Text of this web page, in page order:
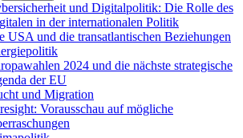
und Digitalpolitik: Die Rolle des
in der internationalen Politik
USA und die transatlantischen Beziehungen
2024 und die nächste strategische
der EU
und Migration
Vorausschau auf mögliche